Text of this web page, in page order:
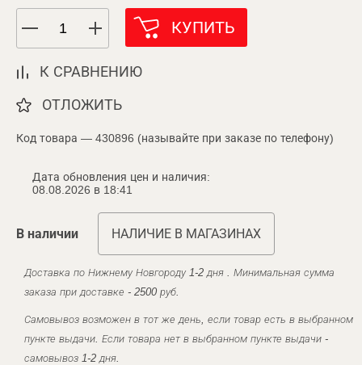
КУПИТЬ
К СРАВНЕНИЮ
ОТЛОЖИТЬ
Код товара — 430896 (называйте при заказе по телефону)
Дата обновления цен и наличия:
08.08.2026 в 18:41
В наличии НАЛИЧИЕ В МАГАЗИНАХ
Доставка по Нижнему Новгороду 1-2 дня . Минимальная сумма
заказа при доставке - 2500 руб.
Самовывоз возможен в тот же день, если товар есть в выбранном
пункте выдачи. Если товара нет в выбранном пункте выдачи -
самовывоз 1-2 дня.